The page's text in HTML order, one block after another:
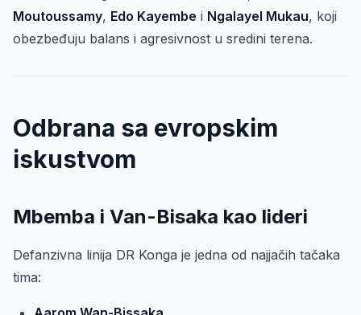
Moutoussamy, Edo Kayembe i Ngalayel Mukau, koji
obezbeđuju balans i agresivnost u sredini terena.
Odbrana sa evropskim
iskustvom
Mbemba i Van-Bisaka kao lideri
Defanzivna linija DR Konga je jedna od najjačih tačaka
tima: